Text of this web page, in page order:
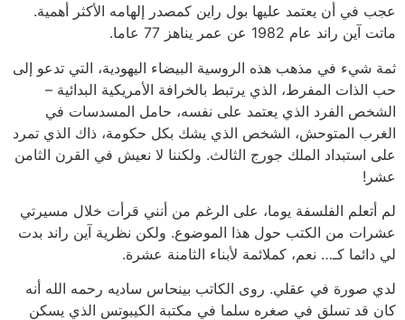
عجب في أن يعتمد عليها بول راين كمصدر إلهامه الأكثر أهمية.
ماتت آين راند عام 1982 عن عمر يناهز 77 عاما.
ثمة شيء في مذهب هذه الروسية البيضاء اليهودية، التي تدعو إلى
حب الذات المفرط، الذي يرتبط بالخرافة الأمريكية البدائية –
الشخص الفرد الذي يعتمد على نفسه، حامل المسدسات في
الغرب المتوحش، الشخص الذي يشك بكل حكومة، ذاك الذي تمرد
على استبداد الملك جورج الثالث. ولكننا لا نعيش في القرن الثامن
عشر!
لم أتعلم الفلسفة يوما، على الرغم من أنني قرأت خلال مسيرتي
عشرات من الكتب حول هذا الموضوع. ولكن نظرية آين راند بدت
لي دائما كـ… نعم، كملائمة لأبناء الثامنة عشرة.
لدي صورة في عقلي. روى الكاتب بينحاس ساديه رحمه الله أنه
كان قد تسلق في صغره سلما في مكتبة الكيبوتس الذي يسكن